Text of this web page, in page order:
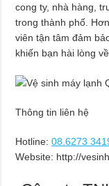
cong ty, nhà hàng,
trong thành phố.
viên tận tâm đảm
khiến bạn hài lòng
Thông tin liên hệ
Hotline: 08.6273
Website: http://